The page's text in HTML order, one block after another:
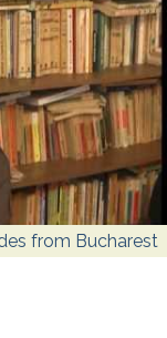
from Bucharest